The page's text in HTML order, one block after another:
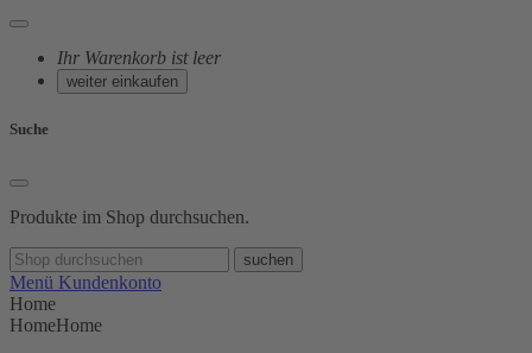
Ihr Warenkorb ist leer
weiter einkaufen
Suche
Produkte im Shop durchsuchen.
suchen
Menü Kundenkonto
Home
HomeHome